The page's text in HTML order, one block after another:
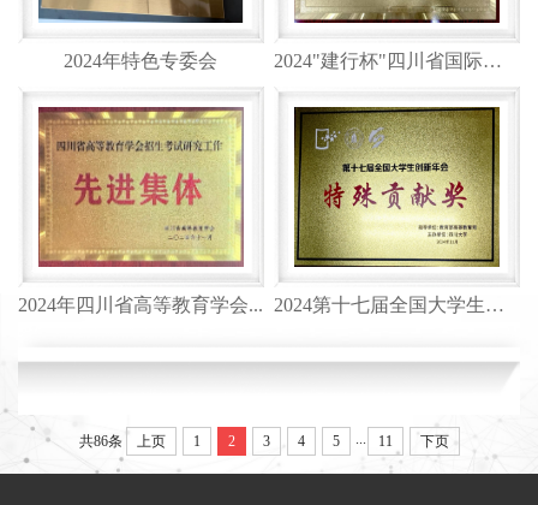
2024年特色专委会 2024"建行杯"四川省国际大学...
​2024年四川省高等教育学会... 2024第十七届全国大学生创新...
共86条 上页 1 2 3 4 5 ... 11 下页